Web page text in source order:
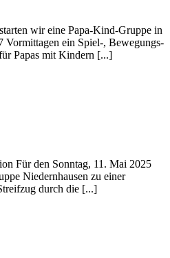
wir eine Papa-Kind-Gruppe in
ein Spiel-, Bewegungs-
Papas mit Kindern [...]
Für den Sonntag, 11. Mai 2025
Niedernhausen zu einer
durch die [...]